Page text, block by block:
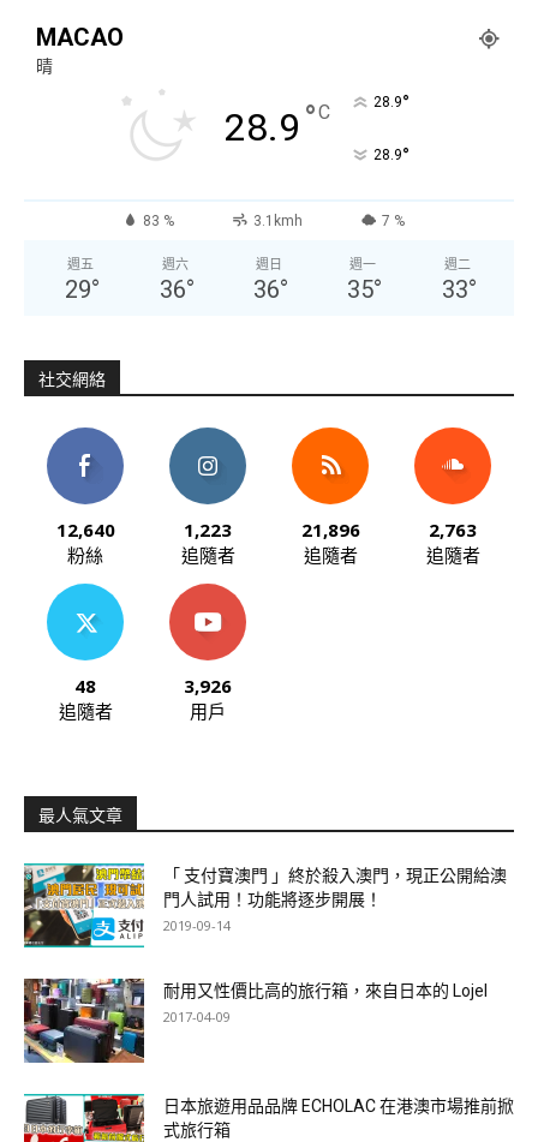
MACAO
晴
28.9 °C 28.9°
28.9°
83 % 3.1kmh 7 %
週五
29°
週六
36°
週日
36°
週一
35°
週二
33°
社交網絡
12,640
粉絲
1,223
追隨者
21,896
追隨者
2,763
追隨者
48
追隨者
3,926
用戶
最人氣文章
「 支付寶澳門 」終於殺入澳門，現正公開給澳
門人試用！功能將逐步開展！
2019-09-14
耐用又性價比高的旅行箱，來自日本的 Lojel
2017-04-09
日本旅遊用品品牌 ECHOLAC 在港澳市場推前掀
式旅行箱